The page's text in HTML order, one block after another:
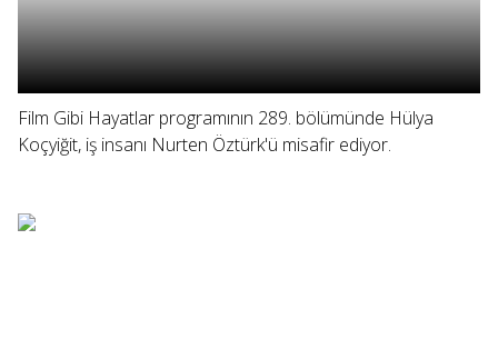
Film Gibi Hayatlar programının 289. bölümünde Hülya
Koçyiğit, iş insanı Nurten Öztürk'ü misafir ediyor.